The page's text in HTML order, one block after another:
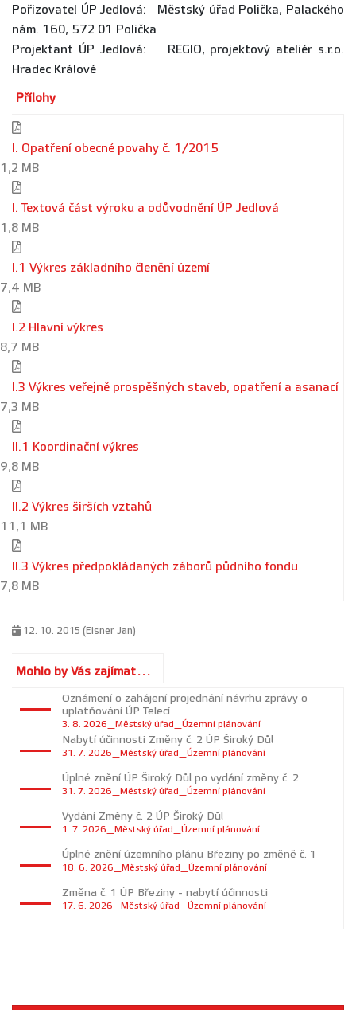
Pořizovatel ÚP Jedlová: Městský úřad Polička, Palackého
nám. 160, 572 01 Polička
Projektant ÚP Jedlová: REGIO, projektový ateliér s.r.o.
Hradec Králové
Přílohy
I. Opatření obecné povahy č. 1/2015
1,2 MB
I. Textová část výroku a odůvodnění ÚP Jedlová
1,8 MB
I.1 Výkres základního členění území
7,4 MB
I.2 Hlavní výkres
8,7 MB
I.3 Výkres veřejně prospěšných staveb, opatření a asanací
7,3 MB
II.1 Koordinační výkres
9,8 MB
II.2 Výkres širších vztahů
11,1 MB
II.3 Výkres předpokládaných záborů půdního fondu
7,8 MB
12. 10. 2015 (Eisner Jan)
Mohlo by Vás zajímat...
Oznámení o zahájení projednání návrhu zprávy o
uplatňování ÚP Telecí
3. 8. 2026_Městský úřad_Územní plánování
Nabytí účinnosti Změny č. 2 ÚP Široký Důl
31. 7. 2026_Městský úřad_Územní plánování
Úplné znění ÚP Široký Důl po vydání změny č. 2
31. 7. 2026_Městský úřad_Územní plánování
Vydání Změny č. 2 ÚP Široký Důl
1. 7. 2026_Městský úřad_Územní plánování
Úplné znění územního plánu Březiny po změně č. 1
18. 6. 2026_Městský úřad_Územní plánování
Změna č. 1 ÚP Březiny - nabytí účinnosti
17. 6. 2026_Městský úřad_Územní plánování